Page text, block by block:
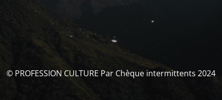
© PROFESSION CULTURE Par Chèque intermittents 2024